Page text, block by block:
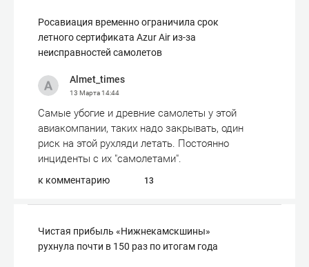
Росавиация временно ограничила срок
летного сертификата Azur Air из-за
неисправностей самолетов
Almet_times
13 Марта14:44
Самые убогие и древние самолеты у этой
авиакомпании, таких надо закрывать, один
риск на этой рухляди летать. Постоянно
инциденты с их "самолетами".
к комментарию 13
Чистая прибыль «Нижнекамскшины»
рухнула почти в 150 раз по итогам года